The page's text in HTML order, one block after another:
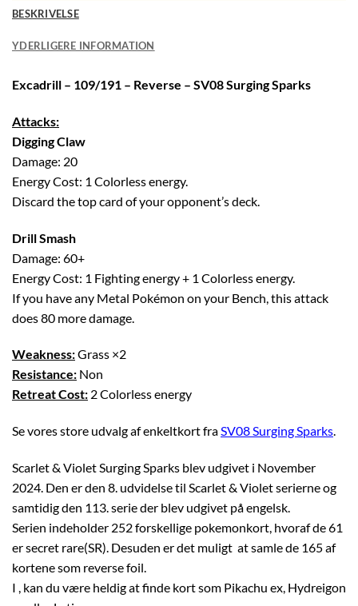
BESKRIVELSE
YDERLIGERE INFORMATION
Excadrill – 109/191 – Reverse – SV08 Surging Sparks
Attacks:
Digging Claw
Damage: 20
Energy Cost: 1 Colorless energy.
Discard the top card of your opponent’s deck.
Drill Smash
Damage: 60+
Energy Cost: 1 Fighting energy + 1 Colorless energy.
If you have any Metal Pokémon on your Bench, this attack
does 80 more damage.
Weakness:Grass ×2
Resistance: Non
Retreat Cost: 2 Colorless energy
Se vores store udvalg af enkeltkort fraSV08 Surging Sparks.
Scarlet & Violet Surging Sparks blev udgivet i November
2024. Den er den 8. udvidelse til Scarlet & Violet serierne og
samtidig den 113. serie der blev udgivet på engelsk.
Serien indeholder 252 forskellige pokemonkort, hvoraf de 61
er secret rare(SR). Desuden er det muligt at samle de 165 af
kortene som reverse foil.
I , kan du være heldig at finde kort som Pikachu ex, Hydreigon